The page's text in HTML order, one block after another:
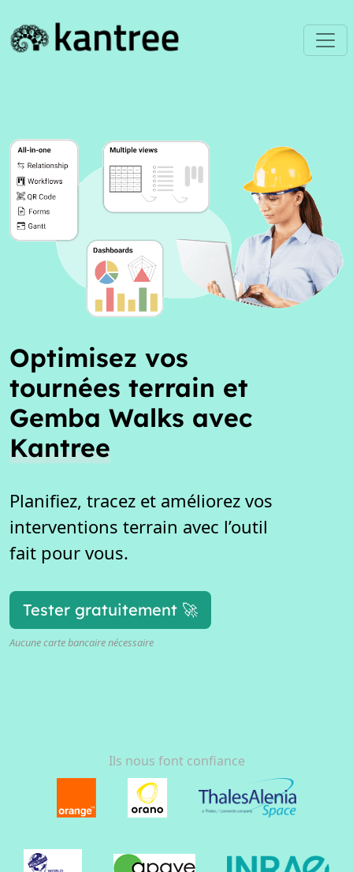
Optimisez vos
tournées terrain et
Gemba Walks avec
Kantree
Planifiez, tracez et améliorez vos
interventions terrain avec l’outil
fait pour vous.
Tester gratuitement 🚀
Aucune carte bancaire nécessaire
Ils nous font confiance